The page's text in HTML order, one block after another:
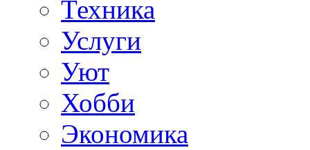
Техника
Услуги
Уют
Хобби
Экономика